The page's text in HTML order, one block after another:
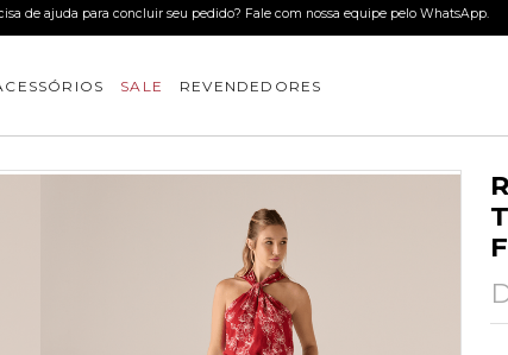
Use o cupom BEMVINDO e ganhe 15%OFF na primeira compra. *desconto
SALE REVENDEDORES